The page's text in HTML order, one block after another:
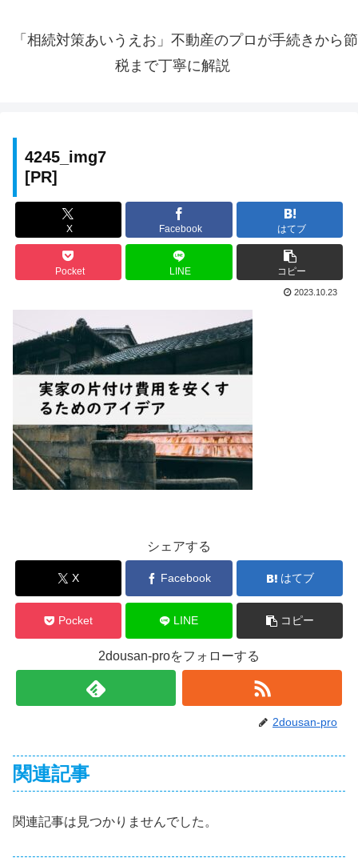
「相続対策あいうえお」不動産のプロが手続きから節
税まで丁寧に解説
4245_img7
X Facebook はてブ
Pocket LINE コピー
2023.10.23
シェアする
X Facebook はてブ
Pocket LINE コピー
2dousan-proをフォローする
2dousan-pro
関連記事
関連記事は見つかりませんでした。